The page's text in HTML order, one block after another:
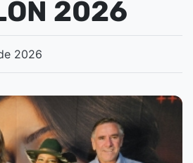
2026
2026